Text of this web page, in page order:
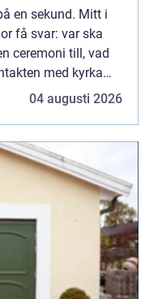
en sekund. Mitt i
få svar: var ska
ceremoni till, vad
med kyrka
erfaren04 augusti 2026